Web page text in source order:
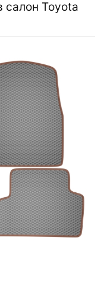
салон Toyota